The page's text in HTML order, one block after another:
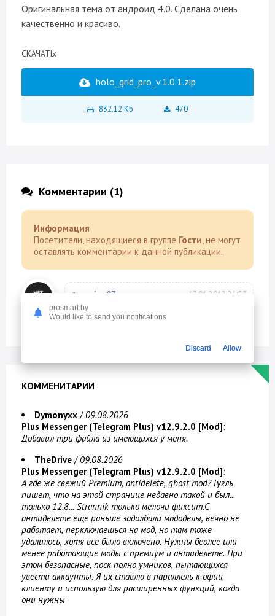
Оригинальная тема от андроид 4.0. Сделана очень
качественно и красиво.
CКАЧАТЬ:
holo_grid_pro_v.1.0.1.zip
832.12 Kb 470
Комментарии (1)
Информация
Посетители, находящиеся в группе Гости, не могут
оставлять комментарии к данной публикации.
# sapipa07 17.01.2012 21:53
Отличные обои , советую :ay:
КОММЕНИТАРИИ
Dymonyxx /09.08.2026
Plus Messenger (Telegram Plus) v12.9.2.0 [Mod]:
Добавил три файла из имеющихся у меня.
TheDrive /09.08.2026
Plus Messenger (Telegram Plus) v12.9.2.0 [Mod]:
А где же свежий Premium, antidelete, ghost mod? Гугль
пишет, что на этой странице недавно такой и был...
только 12.8... Strannik только мелочи фиксит.С
антиделете еще раньше задолбали мододелы, вечно не
работает, перключаешься на мод, но там тоже
удалилось, хотя все было включено. Нужны беолее или
менее работающие моды с премиум и антиделете. При
этом безопасные, поск полно умников, пытающихся
увести аккаунты. Я их ставлю в параллель к офиц
клиенту и использую для расширенных функций, когда
они нужны
prosmart.by
Would like to send you notifications
Discard Allow